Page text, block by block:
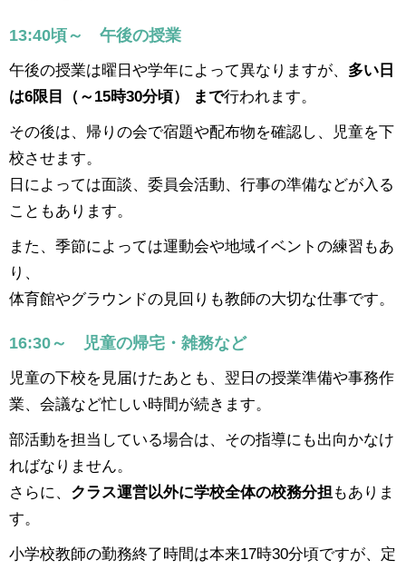
13:40頃～ 午後の授業
午後の授業は曜日や学年によって異なりますが、 多い日
は6限目（～15時30分頃） まで行われます。
その後は、帰りの会で宿題や配布物を確認し、児童を下
校させます。
日によっては面談、委員会活動、行事の準備などが入る
こともあります。
また、季節によっては運動会や地域イベントの練習もあ
り、
体育館やグラウンドの見回りも教師の大切な仕事です。
16:30～ 児童の帰宅・雑務など
児童の下校を見届けたあとも、翌日の授業準備や事務作
業、会議など忙しい時間が続きます。
部活動を担当している場合は、その指導にも出向かなけ
ればなりません。
さらに、 クラス運営以外に学校全体の校務分担 もありま
す。
小学校教師の勤務終了時間は本来17時30分頃ですが、定